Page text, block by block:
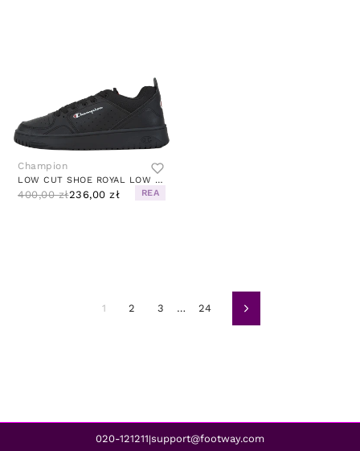
Champion
LOW CUT SHOE ROYAL LOW KK001
400,00 zł236,00 zł REA
1 2 3 … 24 Dalej
020-121211|support@footway.com